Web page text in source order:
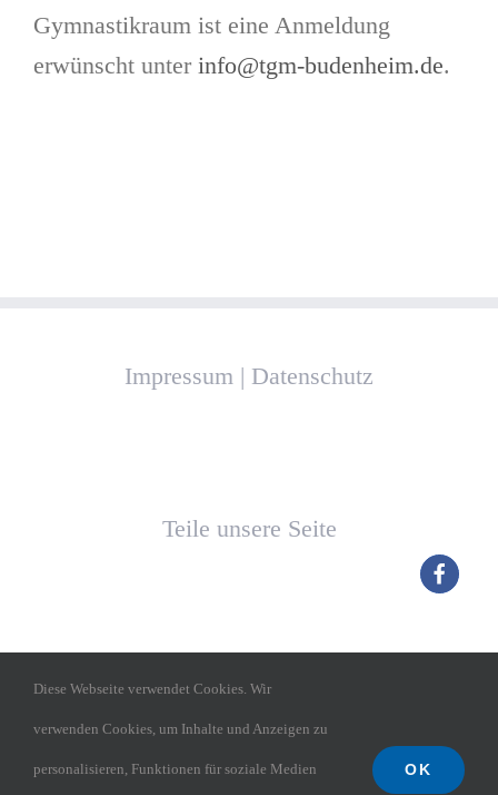
Gymnastikraum ist eine Anmeldung
erwünscht unter info@tgm-budenheim.de.
Impressum | Datenschutz
Teile unsere Seite
Diese Webseite verwendet Cookies. Wir
verwenden Cookies, um Inhalte und Anzeigen zu
personalisieren, Funktionen für soziale Medien OK